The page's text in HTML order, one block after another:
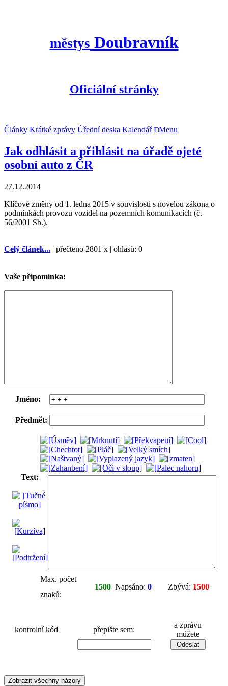
městys Doubravník
Oficiální stránky
Články Krátké zprávy Úřední deska Kalendář Menu
Jak odhlásit a přihlásit na úřadě ojeté
osobní auto z ČR
27.12.2014
Klíčové změny od 1. ledna 2015 v souvislosti s novelou zákona o
podmínkách provozu vozidel na pozemních komunikacích (č.
56/2001 Sb.).
Celý článek... | přečteno 2801 x | ohlasů: 0
Vaše připomínka:
Jméno:
Předmět:
Text:
Max. počet
znaků:
1500 Napsáno: 0 Zbývá: 1500
kontrolní kód přepište sem:
a zprávu
můžete